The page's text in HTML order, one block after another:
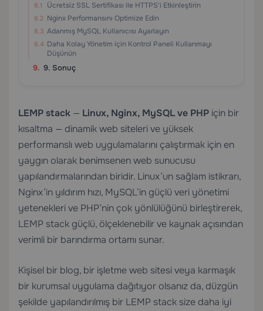
Ücretsiz SSL Sertifikası ile HTTPS'i Etkinleştirin
Nginx Performansını Optimize Edin
Adanmış MySQL Kullanıcısı Ayarlayın
Daha Kolay Yönetim için Kontrol Paneli Kullanmayı
Düşünün
9. Sonuç
LEMP stack — Linux, Nginx, MySQL ve PHP için bir
kısaltma — dinamik web siteleri ve yüksek
performanslı web uygulamalarını çalıştırmak için en
yaygın olarak benimsenen web sunucusu
yapılandırmalarından biridir. Linux’un sağlam istikrarı,
Nginx’in yıldırım hızı, MySQL’in güçlü veri yönetimi
yetenekleri ve PHP’nin çok yönlülüğünü birleştirerek,
LEMP stack güçlü, ölçeklenebilir ve kaynak açısından
verimli bir barındırma ortamı sunar.
Kişisel bir blog, bir işletme web sitesi veya karmaşık
bir kurumsal uygulama dağıtıyor olsanız da, düzgün
şekilde yapılandırılmış bir LEMP stack size daha iyi